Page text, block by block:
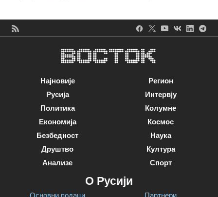
Најновије
Русија
Политика
Економија
Безбедност
Друштво
Анализе
Регион
Интервју
Колумне
Космос
Наука
Култура
Спорт
О Русији